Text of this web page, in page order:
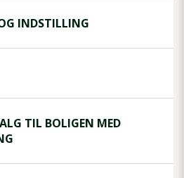
INDSTILLING
TIL BOLIGEN MED